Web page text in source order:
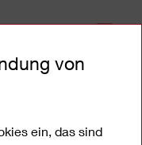
von
ein, das sind